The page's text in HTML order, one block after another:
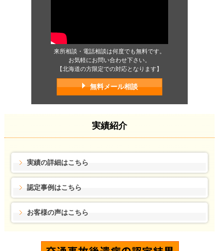
来所相談・電話相談は何度でも無料です。
お気軽にお問い合わせ下さい。
【北海道の方限定での対応となります】
無料メール相談
実績紹介
実績の詳細はこちら
認定事例はこちら
お客様の声はこちら